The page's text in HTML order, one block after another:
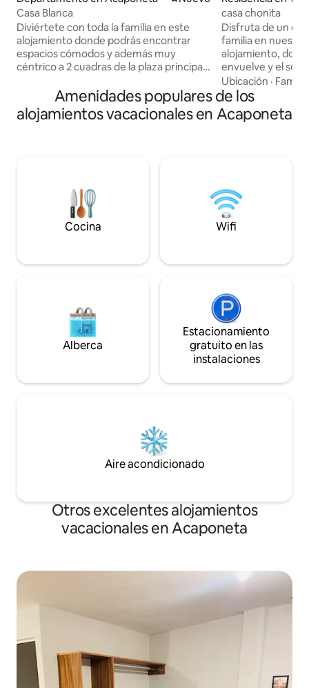
Casa Blanca
Diviértete con toda la familia en este
alojamiento donde podrás encontrar
espacios cómodos y además muy
céntrico a 2 cuadras de la plaza principal,
nuestra señora de la Asunción,
farmacias, Oxxo y demás. Contamos
con un área de terraza
casa chonita
Disfruta de un
familia en
alojamiento,
envuelve y el
invita a relajarte.
piscina privada y
inolvidables en
confort.
Ubicación ·
Amenidades populares de los
alojamientos vacacionales en Acaponeta
Cocina Wifi
Alberca
Estacionamiento
gratuito en las
instalaciones
Aire acondicionado
Otros excelentes alojamientos
vacacionales en Acaponeta